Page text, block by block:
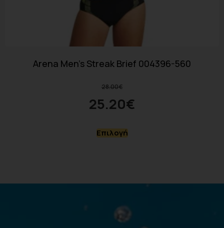
Arena Men’s Streak Brief 004396-560
28.00€
25.20€
Επιλογή